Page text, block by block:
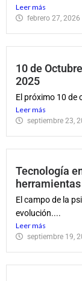
Leer más
febrero 27, 2026
10 de
2025
El próximo 10 de
Leer más
septiembre 23,
Tecnología
herramientas
El campo de la
evolución....
Leer más
septiembre 19,